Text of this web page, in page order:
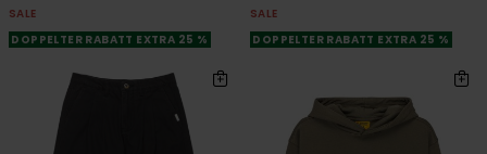
SALE
DOPPELTER RABATT EXTRA 25 %
SALE
DOPPELTER RABATT EXTRA 25 %